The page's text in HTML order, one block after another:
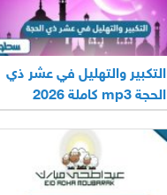
التكبير والتهليل في عشر ذي
الحجة mp3 كاملة 2026